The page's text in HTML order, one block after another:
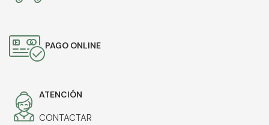
PAGO ONLINE
ATENCIÓN
CONTACTAR